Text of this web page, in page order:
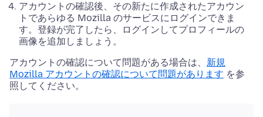
アカウントの確認後、その新たに作成されたアカウン
トであらゆる Mozilla のサービスにログインできま
す。登録が完了したら、ログインしてプロフィールの
画像を追加しましょう。
アカウントの確認について問題がある場合は、 新規
Mozilla アカウントの確認について問題があります を参
照してください。